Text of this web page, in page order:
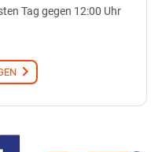
Tag gegen 12:00 Uhr